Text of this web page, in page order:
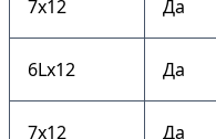
7х12 Да
6Lх12 Да
7х12 Да